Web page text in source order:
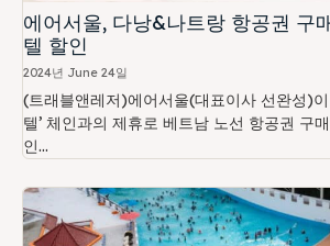
에어서울, 다낭&나트랑 항공권 구
텔 할인
2024년 June 24일
(트래블앤레저)에어서울(대표이사 선완성)이
텔’ 체인과의 제휴로 베트남 노선 항공권 구
인...